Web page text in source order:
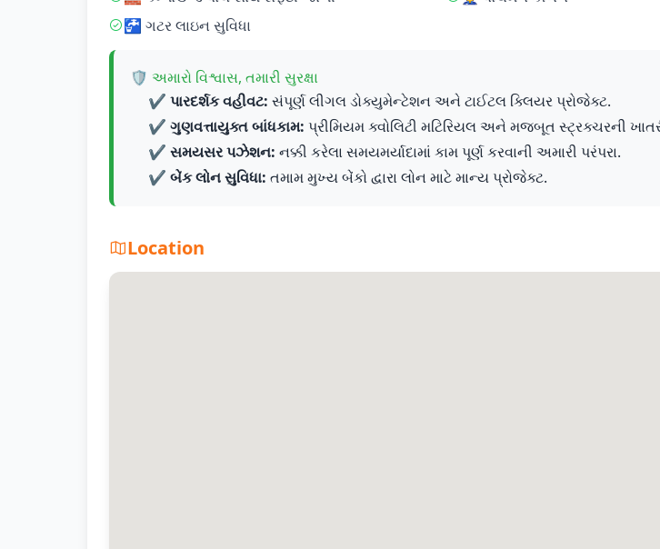
🚰 ગટર લાઇન સુવિધા
🛡️ અમારો વિશ્વાસ, તમારી સુરક્ષા
✔️ પારદર્શક વહીવટ: સંપૂર્ણ લીગલ ડોક્યુમેન્ટેશન અને ટાઈટલ ક્લિયર પ્રોજેક્ટ.
✔️ ગુણવત્તાયુક્ત બાંધકામ: પ્રીમિયમ ક્વોલિટી મટિરિયલ અને મજબૂત સ્ટ્રક્ચરની
✔️ સમયસર પઝેશન: નક્કી કરેલા સમયમર્યાદામાં કામ પૂર્ણ કરવાની અમારી પરંપરા.
✔️ બેંક લોન સુવિધા: તમામ મુખ્ય બેંકો દ્વારા લોન માટે માન્ય પ્રોજેક્ટ.
Location